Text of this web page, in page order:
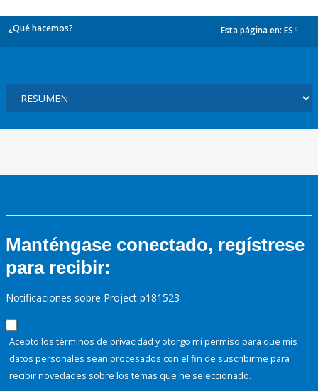
¿Qué hacemos? Esta página en: ES
Manténgase conectado, regístrese
para recibir:
Notificaciones sobre Project p181523
Acepto los términos de privacidad y otorgo mi permiso para que mis
datos personales sean procesados con el fin de suscribirme para
recibir novedades sobre los temas que he seleccionado.